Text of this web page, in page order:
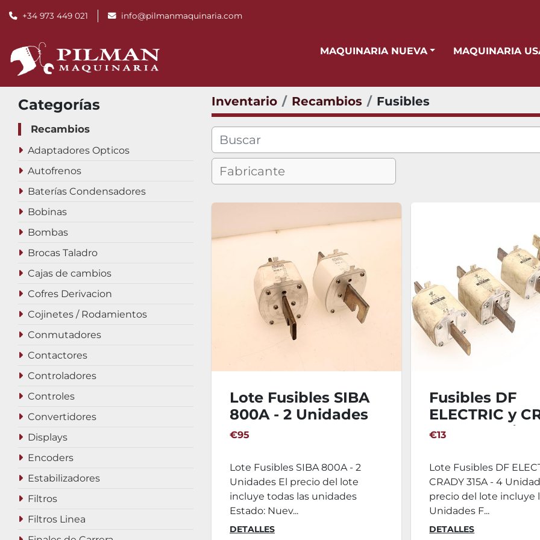
+34 973 449 021 info@pilmanmaquinaria.com
MAQUINARIA NUEVA MAQUINARIA
Categorías
Recambios
Adaptadores Opticos
Autofrenos
Baterías Condensadores
Bobinas
Bombas
Brocas Taladro
Cajas de cambios
Cofres Derivacion
Cojinetes / Rodamientos
Conmutadores
Contactores
Controladores
Controles
Convertidores
Displays
Encoders
Estabilizadores
Filtros
Filtros Linea
Inventario Recambios Fusibles
Lote Fusibles SIBA
800A - 2 Unidades
€95
Lote Fusibles SIBA 800A - 2
Unidades El precio del lote
incluye todas las unidades
Estado: Nuev...
DETALLES
Fusibles DF
ELECTRIC y
315A - 4
€13
Lote Fusibles DF
CRADY 315A - 4
precio del lote incluye
Unidades F...
DETALLES